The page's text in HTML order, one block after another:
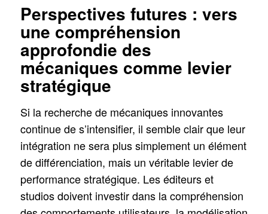
Perspectives futures : vers
une compréhension
approfondie des
mécaniques comme levier
stratégique
Si la recherche de mécaniques innovantes
continue de s’intensifier, il semble clair que leur
intégration ne sera plus simplement un élément
de différenciation, mais un véritable levier de
performance stratégique. Les éditeurs et
studios doivent investir dans la compréhension